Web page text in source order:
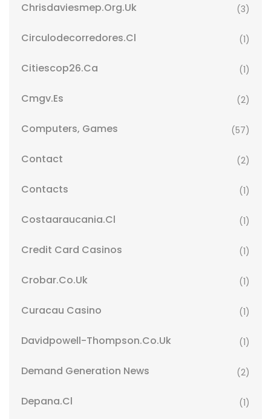
Chrisdaviesmep.org.uk (3)
Circulodecorredores.cl (1)
Citiescop26.ca (1)
Cmgv.es (2)
Computers, Games (57)
Contact (2)
Contacts (1)
Costaaraucania.cl (1)
Credit Card Casinos (1)
Crobar.co.uk (1)
Curacau Casino (1)
Davidpowell-Thompson.co.uk (1)
Demand Generation News (2)
Depana.cl (1)